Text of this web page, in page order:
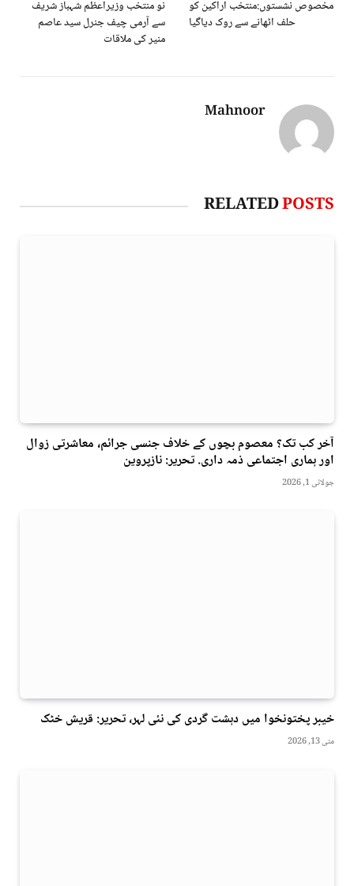
مخصوص نشستوں:منتخب اراکین کو
حلف اٹھانے سے روک دیاگیا
نو منتخب وزیراعظم شہباز شریف
سے آرمی چیف جنرل سید عاصم
منیر کی ملاقات
Mahnoor
RELATEDPOSTS
آخر کب تک؟ معصوم بچوں کے خلاف جنسی جرائم، معاشرتی زوال
اور ہماری اجتماعی ذمہ داری. تحریر: نازپروین
جولائی 1, 2026
خیبر پختونخوا میں دہشت گردی کی نئی لہر، تحریر: قریش خٹک
مئی 13, 2026